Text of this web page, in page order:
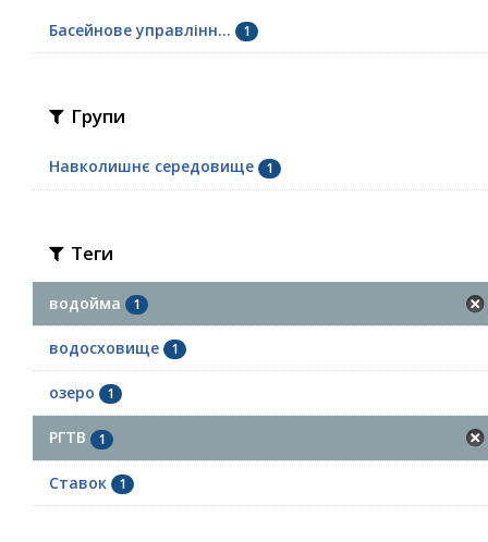
Басейнове управлінн... 1
Групи
Навколишнє середовище 1
Теги
водойма 1
водосховище 1
озеро 1
РГТВ 1
Ставок 1